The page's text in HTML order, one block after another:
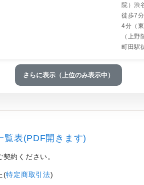
院）渋
徒歩7
4分（
（上
町田駅
さらに表示（上位のみ表示中）
覧表(PDF開きます)
約ください。
(特定商取引法)